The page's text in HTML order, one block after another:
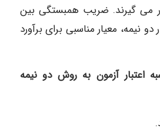
می گیرند. ضریب همبستگی بین
نیمه، معیار مناسبی برای برآورد
اعتبار آزمون به روش دو نیمه